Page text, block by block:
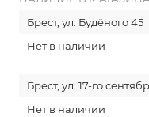
Брест, ул. Будёного 45
Нет в наличии
Брест, ул. 17-го
Нет в наличии